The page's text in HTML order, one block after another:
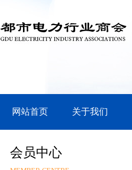
网站首页 关于我们
会员中心